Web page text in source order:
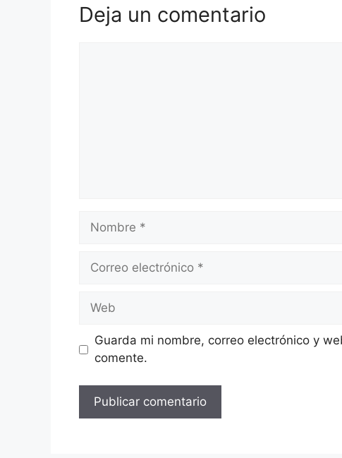
Deja un comentario
Nombre
Correo
Web
Guarda mi nombre, correo electrónico y
comente.